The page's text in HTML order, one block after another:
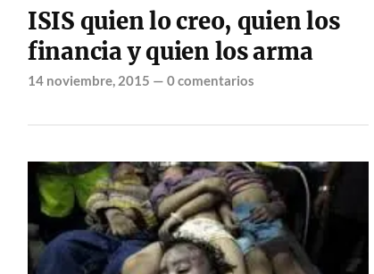
ISIS quien lo creo, quien los
financia y quien los arma
14 noviembre, 2015 — 0 comentarios